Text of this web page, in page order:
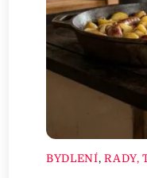
BYDLENÍ,RADY,